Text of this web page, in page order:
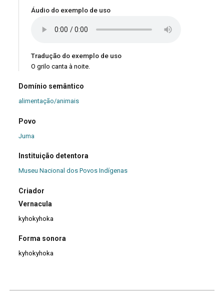
Áudio do exemplo de uso
Tradução do exemplo de uso
O grilo canta à noite.
Domínio semântico
alimentação/animais
Povo
Juma
Instituição detentora
Museu Nacional dos Povos Indígenas
Criador
Vernacula
kyhokyhoka
Forma sonora
kyhokyhoka